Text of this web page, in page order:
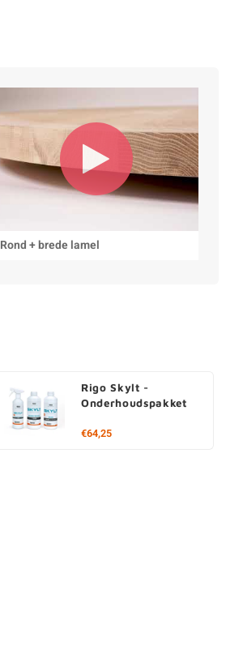
Rond + brede lamel
Rigo Skylt -
Onderhoudspakket
€64,25